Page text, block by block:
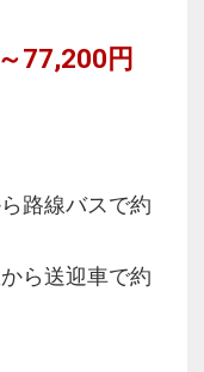
77,200円
路線バスで約
ら送迎車で約